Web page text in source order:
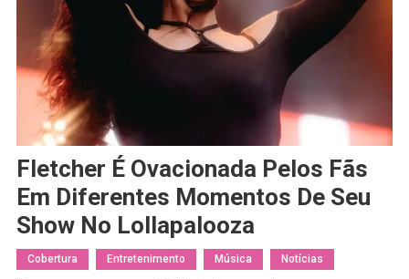
Fletcher É Ovacionada Pelos Fãs
Em Diferentes Momentos De Seu
Show No Lollapalooza
Cobertura Entretenimento Música Notícias